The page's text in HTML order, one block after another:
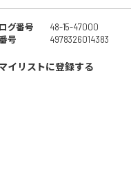
グ番号
48-15-47000
号
4978326014383
イリストに登録する